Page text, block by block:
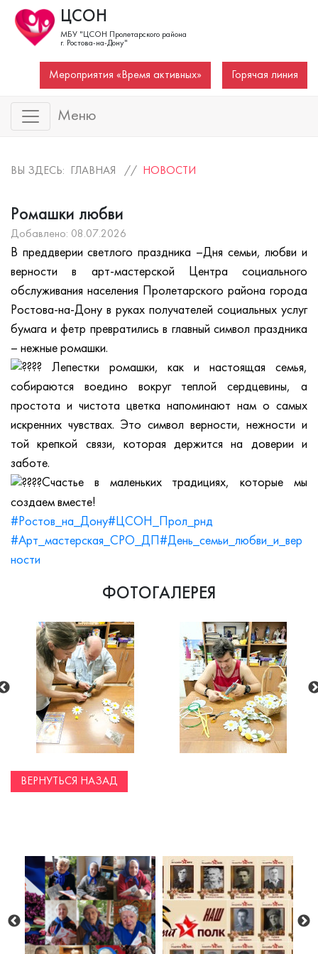
ЦСОН
МБУ "ЦСОН Пролетарского района
г. Ростова-на-Дону"
Мероприятия «Время активных» Горячая линия
Меню
ВЫ ЗДЕСЬ: ГЛАВНАЯ // НОВОСТИ
Ромашки любви
Добавлено: 08.07.2026
В преддверии светлого праздника –Дня семьи, любви и
верности в арт-мастерской Центра социального
обслуживания населения Пролетарского района города
Ростова-на-Дону в руках получателей социальных услуг
бумага и фетр превратились в главный символ праздника
– нежные ромашки.
Лепестки ромашки, как и настоящая семья,
собираются воедино вокруг теплой сердцевины, а
простота и чистота цветка напоминают нам о самых
искренних чувствах. Это символ верности, нежности и
той крепкой связи, которая держится на доверии и
заботе.
Счастье в маленьких традициях, которые мы
создаем вместе!
#Ростов_на_Дону#ЦСОН_Прол_рнд
#Арт_мастерская_СРО_ДП #День_семьи_любви_и_вер
ности
ФОТОГАЛЕРЕЯ
ВЕРНУТЬСЯ НАЗАД